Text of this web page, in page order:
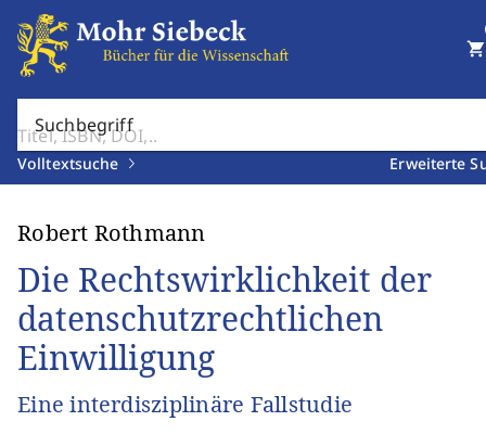
Suchbegriff
Volltextsuche Erweiterte
shopping_cart
Robert Rothmann
Die Rechtswirklichkeit der
datenschutzrechtlichen
Einwilligung
Eine interdisziplinäre Fallstudie